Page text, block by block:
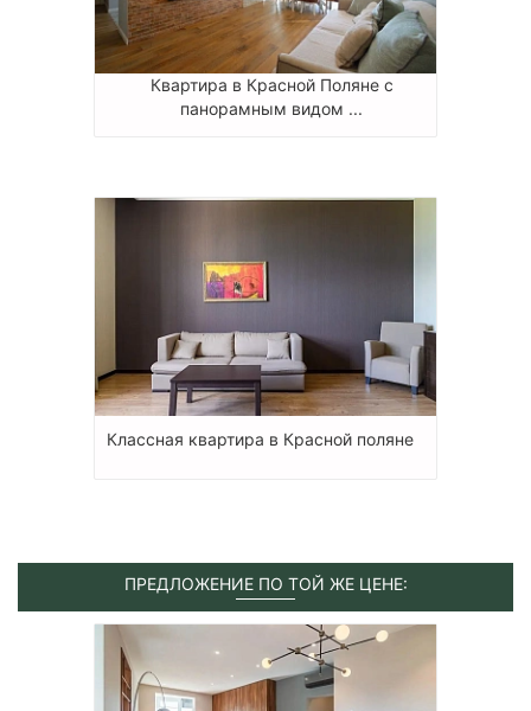
Квартира в Красной Поляне с
панорамным видом ...
Классная квартира в Красной поляне
ПРЕДЛОЖЕНИЕ ПО ТОЙ ЖЕ ЦЕНЕ: